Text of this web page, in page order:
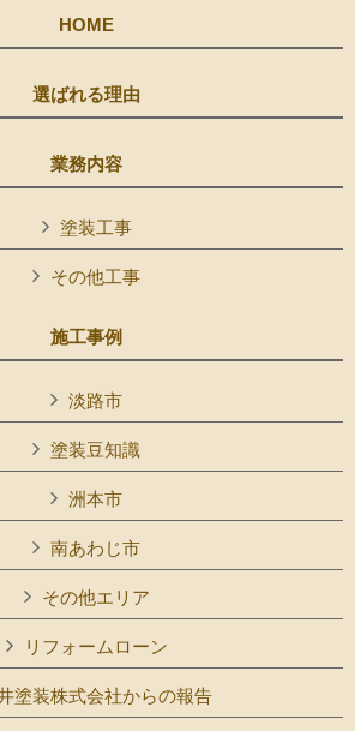
HOME
選ばれる理由
業務内容
塗装工事
その他工事
施工事例
淡路市
塗装豆知識
洲本市
南あわじ市
その他エリア
リフォームローン
塗装株式会社からの報告